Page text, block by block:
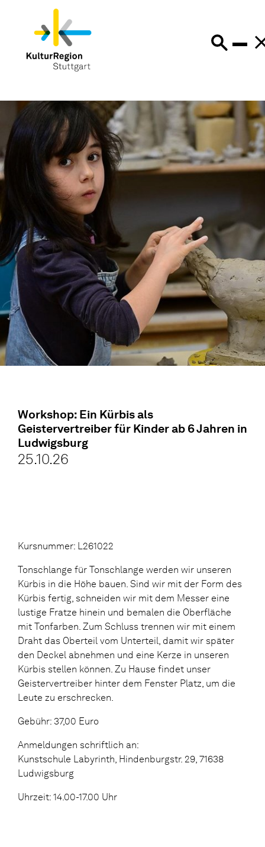
Workshop: Ein Kürbis als
Geistervertreiber für Kinder ab 6 Jahren in
Ludwigsburg
25.10.26
Kursnummer: L261022
Tonschlange für Tonschlange werden wir unseren
Kürbis in die Höhe bauen. Sind wir mit der Form des
Kürbis fertig, schneiden wir mit dem Messer eine
lustige Fratze hinein und bemalen die Oberfläche
mit Tonfarben. Zum Schluss trennen wir mit einem
Draht das Oberteil vom Unterteil, damit wir später
den Deckel abnehmen und eine Kerze in unseren
Kürbis stellen können. Zu Hause findet unser
Geistervertreiber hinter dem Fenster Platz, um die
Leute zu erschrecken.
Gebühr: 37,00 Euro
Anmeldungen schriftlich an:
Kunstschule Labyrinth, Hindenburgstr. 29, 71638
Ludwigsburg
Uhrzeit: 14.00-17.00 Uhr